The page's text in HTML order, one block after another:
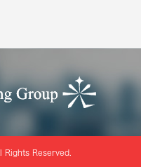
Rights Reserved.